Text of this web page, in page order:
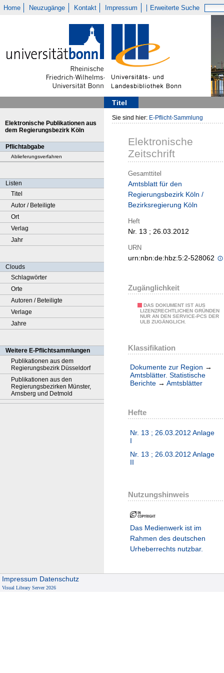
Home Neuzugänge Kontakt Impressum Erweiterte Suche
Titel
Elektronische Publikationen aus
dem Regierungsbezirk Köln
Pflichtabgabe
Ablieferungsverfahren
Listen
Titel
Autor / Beteiligte
Ort
Verlag
Jahr
Clouds
Schlagwörter
Orte
Autoren / Beteiligte
Verlage
Jahre
Weitere E-Pflichtsammlungen
Publikationen aus dem
Regierungsbezirk Düsseldorf
Publikationen aus den
Regierungsbezirken Münster,
Arnsberg und Detmold
Sie sind hier: E-Pflicht-Sammlung
Elektronische
Zeitschrift
Gesamttitel
Amtsblatt für den
Regierungsbezirk Köln /
Bezirksregierung Köln
Heft
Nr. 13 ; 26.03.2012
URN
urn:nbn:de:hbz:5:2-528062
Zugänglichkeit
DAS DOKUMENT IST AUS
LIZENZRECHTLICHEN GRÜNDEN
NUR AN DEN SERVICE-PCS DER
ULB ZUGÄNGLICH.
Klassifikation
Dokumente zur Region →
Amtsblätter. Statistische
Berichte → Amtsblätter
Hefte
Nr. 13 ; 26.03.2012 Anlage
I
Nr. 13 ; 26.03.2012 Anlage
II
Nutzungshinweis
Das Medienwerk ist im
Rahmen des deutschen
Urheberrechts nutzbar.
Impressum Datenschutz
Visual Library Server 2026